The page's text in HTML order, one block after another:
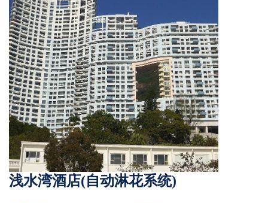
浅水湾酒店(自动淋花系统)